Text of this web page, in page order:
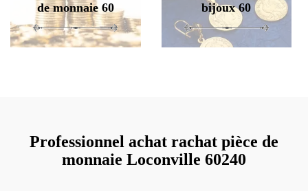
de monnaie 60
bijoux 60
Professionnel achat rachat pièce de
monnaie Loconville 60240